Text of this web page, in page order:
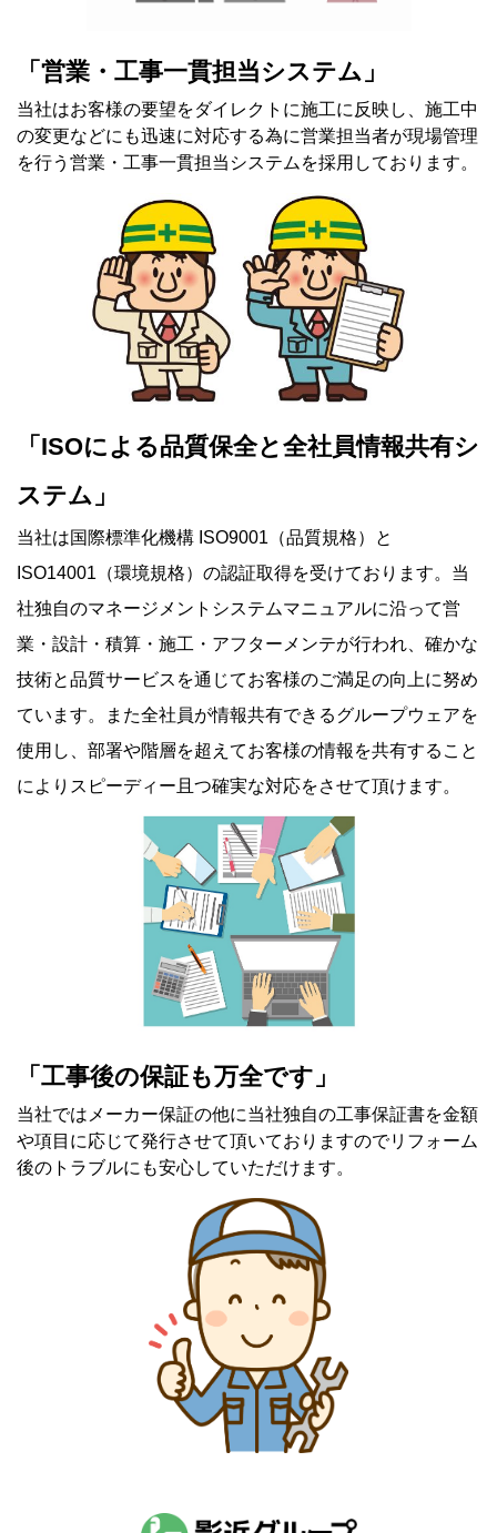
「営業・工事一貫担当システム」
当社はお客様の要望をダイレクトに施工に反映し、施工中
の変更などにも迅速に対応する為に営業担当者が現場管理
を行う営業・工事一貫担当システムを採用しております。
「ISOによる品質保全と全社員情報共有シ
ステム」
当社は国際標準化機構 ISO9001（品質規格）と
ISO14001（環境規格）の認証取得を受けております。当
社独自のマネージメントシステムマニュアルに沿って営
業・設計・積算・施工・アフターメンテが行われ、確かな
技術と品質サービスを通じてお客様のご満足の向上に努め
ています。また全社員が情報共有できるグループウェアを
使用し、部署や階層を超えてお客様の情報を共有すること
によりスピーディー且つ確実な対応をさせて頂けます。
「工事後の保証も万全です」
当社ではメーカー保証の他に当社独自の工事保証書を金額
や項目に応じて発行させて頂いておりますのでリフォーム
後のトラブルにも安心していただけます。